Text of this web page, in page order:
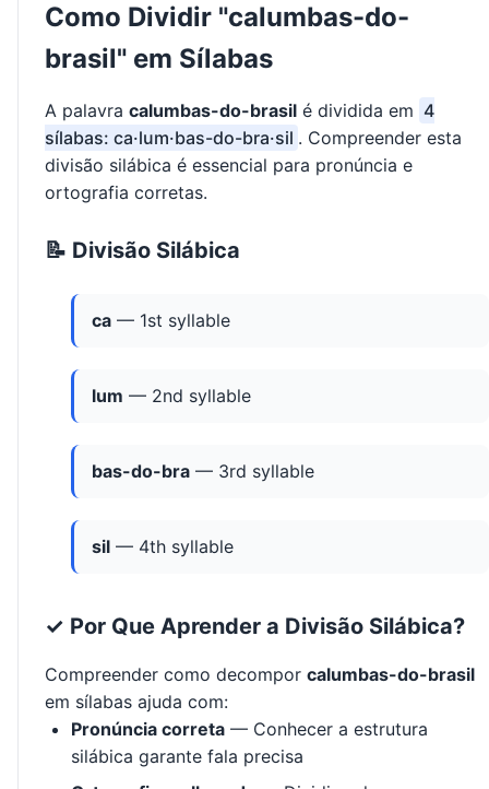
Como Dividir "calumbas-do-
brasil" em Sílabas
A palavra calumbas-do-brasil é dividida em 4
sílabas: ca·lum·bas-do-bra·sil . Compreender esta
divisão silábica é essencial para pronúncia e
ortografia corretas.
📝 Divisão Silábica
ca — 1st syllable
lum — 2nd syllable
bas-do-bra — 3rd syllable
sil — 4th syllable
✓ Por Que Aprender a Divisão Silábica?
Compreender como decompor calumbas-do-brasil
em sílabas ajuda com:
Pronúncia correta — Conhecer a estrutura
silábica garante fala precisa